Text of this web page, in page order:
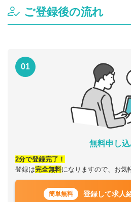
ご登録後の流れ
01
無料申し
2分で登録完了！
登録は完全無料になりますので、お気
簡単無料 登録して求人